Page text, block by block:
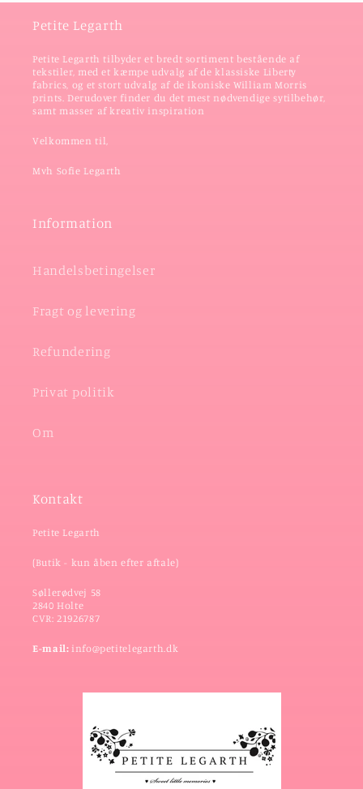
Petite Legarth
Petite Legarth tilbyder et bredt sortiment bestående af
tekstiler, med et kæmpe udvalg af de klassiske Liberty
fabrics, og et stort udvalg af de ikoniske William Morris
prints. Derudover finder du det mest nødvendige sytilbehør,
samt masser af kreativ inspiration
Velkommen til,
Mvh Sofie Legarth
Information
Handelsbetingelser
Fragt og levering
Refundering
Privat politik
Om
Kontakt
Petite Legarth
(Butik - kun åben efter aftale)
Søllerødvej 58
2840 Holte
CVR: 21926787
E-mail: info@petitelegarth.dk